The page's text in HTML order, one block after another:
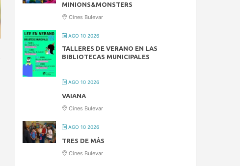
MINIONS&MONSTERS
Cines Bulevar
AGO 10 2026
TALLERES DE VERANO EN LAS
BIBLIOTECAS MUNICIPALES
AGO 10 2026
VAIANA
Cines Bulevar
AGO 10 2026
TRES DE MÁS
Cines Bulevar